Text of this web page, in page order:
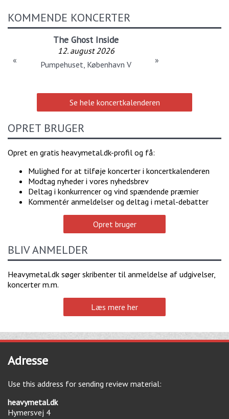
KOMMENDE KONCERTER
The Ghost Inside
12. august 2026
Pumpehuset, København V
« »
Se hele koncertkalenderen
OPRET BRUGER
Opret en gratis heavymetal.dk-profil og få:
Mulighed for at tilføje koncerter i koncertkalenderen
Modtag nyheder i vores nyhedsbrev
Deltag i konkurrencer og vind spændende præmier
Kommentér anmeldelser og deltag i metal-debatter
Opret bruger
BLIV ANMELDER
Heavymetal.dk søger skribenter til anmeldelse af udgivelser,
koncerter m.m.
Læs mere her
Adresse
Use this address for sending review material:
heavymetal.dk
Hymersvej 4